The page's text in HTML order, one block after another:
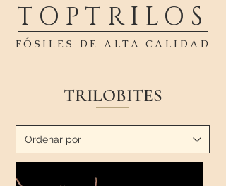
TOPTRILOS
FÓSILES DE ALTA CALIDAD
TRILOBITES